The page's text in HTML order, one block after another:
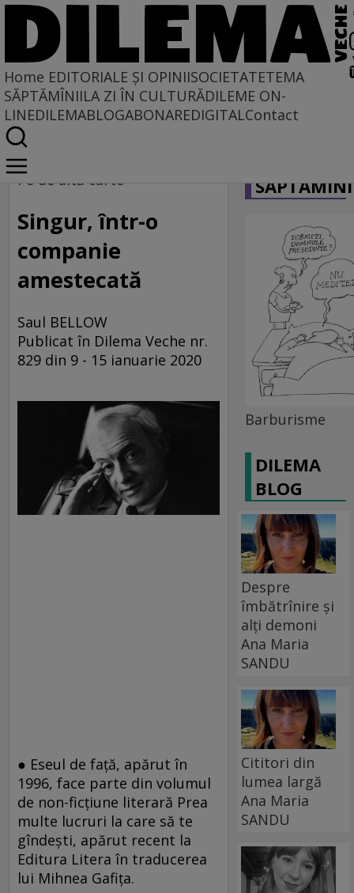
Home EDITORIALE ȘI OPINIISOCIETATETEMA
SĂPTĂMÎNIILA ZI ÎN CULTURĂDILEME ON-
LINEDILEMABLOGABONAREDIGITALContact
Home
Regimul artelor și munițiilor
Pe de altă carte
Singur, într-o
companie
amestecată
Saul BELLOW
Publicat în Dilema Veche nr.
829 din 9 - 15 ianuarie 2020
● Eseul de faţă, apărut în
1996, face parte din volumul
de non-ficţiune literară Prea
multe lucruri la care să te
gîndeşti, apărut recent la
Editura Litera în traducerea
lui Mihnea Gafiţa.
Barburisme
DILEMA
BLOG
Despre
îmbătrînire și
alți demoni
Ana Maria
SANDU
Cititori din
lumea largă
Ana Maria
SANDU